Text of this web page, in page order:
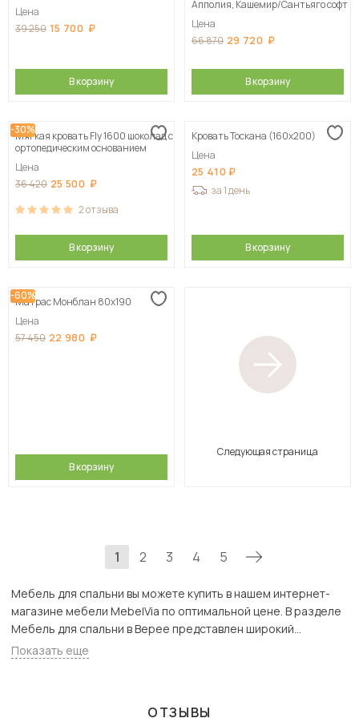
Цена
39 250 15 700
В корзину
Апполия, Кашемир/Сантьяго софт
Цена
66 870 29 720
В корзину
-30%
Мягкая кровать Fly 1600 шоколад с
ортопедическим основанием
Цена
36 420 25 500
2отзыва
В корзину
Кровать Тоскана (160х200)
Цена
25 410
за 1 день
В корзину
-60%
Матрас Монблан 80х190
Цена
57 450 22 980
В корзину
Следующая страница
1 2 3 4 5
Мебель для спальни вы можете купить в нашем интернет-
магазине мебели MebelVia по оптимальной цене. В разделе
Мебель для спальни в Верее представлен широкий
ассортимент товаров с доставкой в Москве и Подмосковью,
включая Верея. Всего товаров в категории «Мебель для
Показать еще
ОТЗЫВЫ